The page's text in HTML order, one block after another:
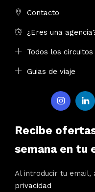
Contacto
¿Eres una
Todos los circuitos
Guias de viaje
Recibe
semana en tu
Al introducir tu email,
privacidad